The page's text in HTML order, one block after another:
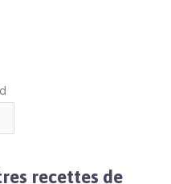
recettes de